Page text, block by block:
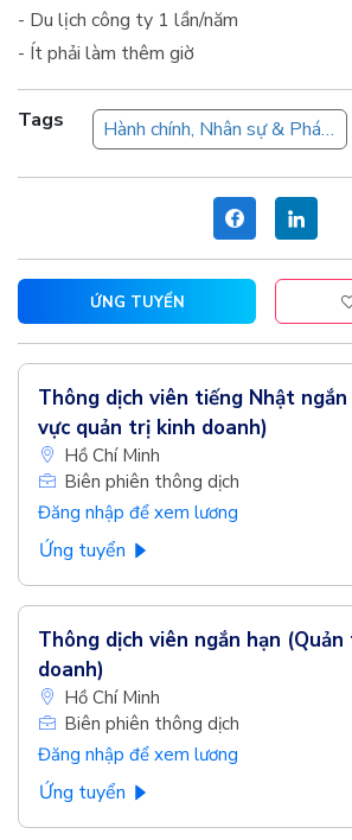
- Du lịch công ty 1 lần/năm
- Ít phải làm thêm giờ
Tags Hành chính, Nhân sự & Pháp chế
ỨNG TUYỂN
Thông dịch viên tiếng Nhật ngắn
vực quản trị kinh doanh)
Hồ Chí Minh
Biên phiên thông dịch
Đăng nhập để xem lương
Ứng tuyển
Thông dịch viên ngắn hạn
doanh)
Hồ Chí Minh
Biên phiên thông dịch
Đăng nhập để xem lương
Ứng tuyển